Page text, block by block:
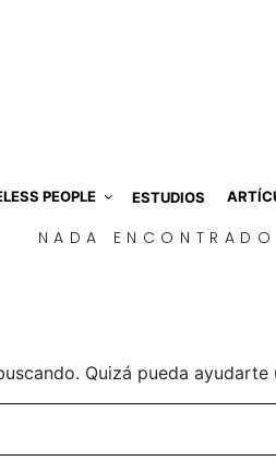
PEOPLE ESTUDIOS
NADA ENCONTRADO
Quizá pueda ayudarte